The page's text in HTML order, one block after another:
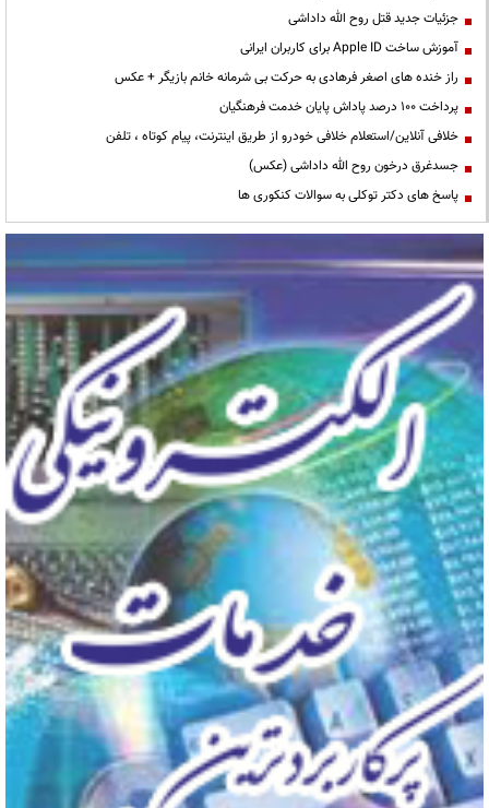
جزئیات جدید قتل روح الله داداشی
آموزش ساخت Apple ID برای کاربران ایرانی
راز خنده های اصغر فرهادی به حرکت بی شرمانه خانم بازیگر + عکس
پرداخت ۱۰۰ درصد پاداش پایان خدمت فرهنگیان
خلافی آنلاین/استعلام خلافی خودرو از طریق اینترنت، پیام کوتاه ، تلفن
جسدغرق درخون روح الله داداشی (عکس)
پاسخ های دکتر توکلی به سوالات کنکوری ها